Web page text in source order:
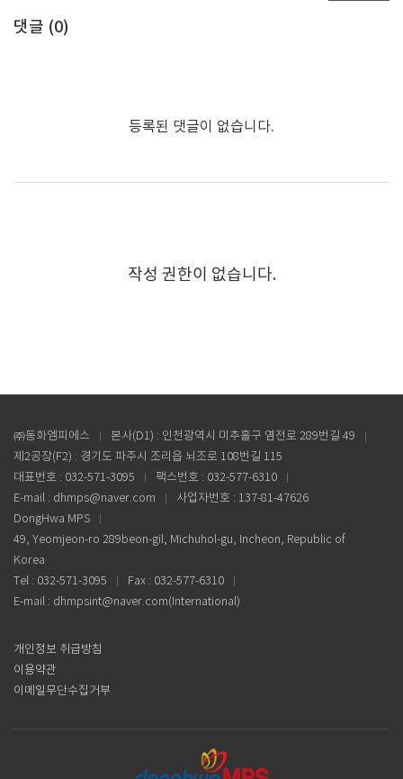
댓글 (0)
등록된 댓글이 없습니다.
작성 권한이 없습니다.
㈜동화엠피에스
본사(D1) : 인천광역시 미추홀구 염전로 289번길 49
제2공장(F2) : 경기도 파주시 조리읍 뇌조로 108번길 115
대표번호 : 032-571-3095
팩스번호 : 032-577-6310
E-mail : dhmps@naver.com
사업자번호 : 137-81-47626
DongHwa MPS
49, Yeomjeon-ro 289beon-gil, Michuhol-gu, Incheon, Republic of
Korea
Tel : 032-571-3095
Fax : 032-577-6310
E-mail : dhmpsint@naver.com(International)
개인정보 취급방침
이용약관
이메일무단수집거부